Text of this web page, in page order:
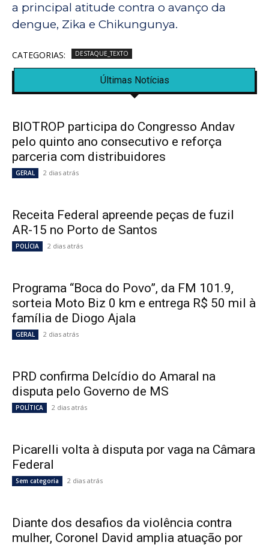
a principal atitude contra o avanço da
dengue, Zika e Chikungunya.
CATEGORIAS: DESTAQUE_TEXTO
Últimas Notícias
BIOTROP participa do Congresso Andav
pelo quinto ano consecutivo e reforça
parceria com distribuidores
GERAL 2 dias atrás
Receita Federal apreende peças de fuzil
AR-15 no Porto de Santos
POLÍCIA 2 dias atrás
Programa “Boca do Povo”, da FM 101.9,
sorteia Moto Biz 0 km e entrega R$ 50 mil à
família de Diogo Ajala
GERAL 2 dias atrás
PRD confirma Delcídio do Amaral na
disputa pelo Governo de MS
POLÍTICA 2 dias atrás
Picarelli volta à disputa por vaga na Câmara
Federal
Sem categoria 2 dias atrás
Diante dos desafios da violência contra
mulher, Coronel David amplia atuação por